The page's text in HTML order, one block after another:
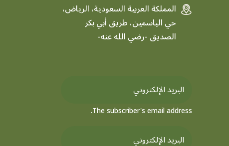
المملكة العربية السعودية، الرياض،
حي الياسمين، طريق أبي بكر
الصديق -رضي الله عنه-
The subscriber's email address.